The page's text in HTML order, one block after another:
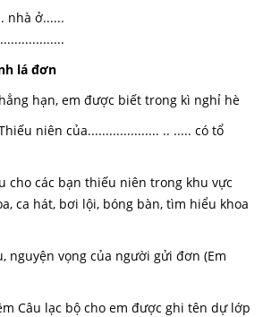
nhà ở......
đơn
hạn, em được biết trong kì nghỉ hè
niên của.................... .. ..... có tổ
cho các bạn thiếu niên trong khu vực
ca hát, bơi lội, bóng bàn, tìm hiểu khoa
vọng của người gửi đơn (Em
Câu lạc bộ cho em được ghi tên dự lớp